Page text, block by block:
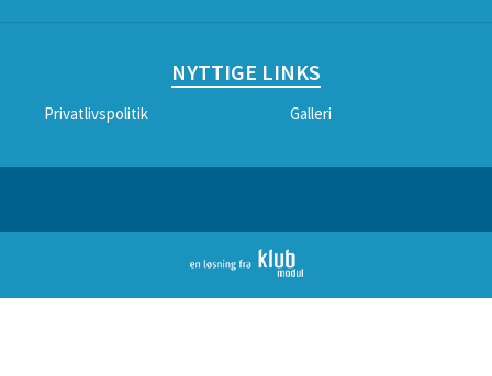
NYTTIGE LINKS
Privatlivspolitik Galleri